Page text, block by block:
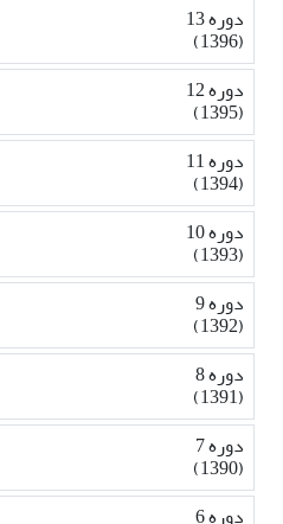
دوره 13
(1396)
دوره 12
(1395)
دوره 11
(1394)
دوره 10
(1393)
دوره 9
(1392)
دوره 8
(1391)
دوره 7
(1390)